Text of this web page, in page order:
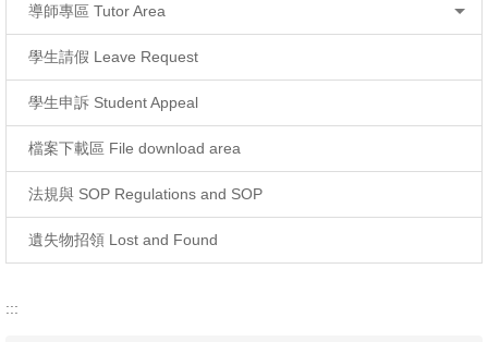
導師專區 Tutor Area
學生請假 Leave Request
學生申訴 Student Appeal
檔案下載區 File download area
法規與 SOP Regulations and SOP
遺失物招領 Lost and Found
:::